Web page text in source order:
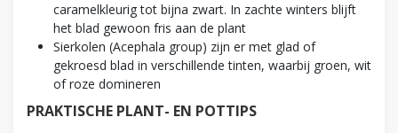
caramelkleurig tot bijna zwart. In zachte winters blijft
het blad gewoon fris aan de plant
Sierkolen (Acephala group) zijn er met glad of
gekroesd blad in verschillende tinten, waarbij groen, wit
of roze domineren
PRAKTISCHE PLANT- EN POTTIPS